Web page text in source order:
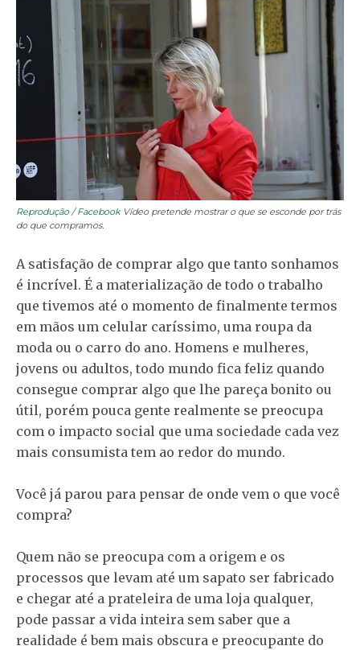
Reprodução / FacebookVídeo pretende mostrar o que se esconde por trás
do que compramos.
A satisfação de comprar algo que tanto sonhamos
é incrível. É a materialização de todo o trabalho
que tivemos até o momento de finalmente termos
em mãos um celular caríssimo, uma roupa da
moda ou o carro do ano. Homens e mulheres,
jovens ou adultos, todo mundo fica feliz quando
consegue comprar algo que lhe pareça bonito ou
útil, porém pouca gente realmente se preocupa
com o impacto social que uma sociedade cada vez
mais consumista tem ao redor do mundo.
Você já parou para pensar de onde vem o que você
compra?
Quem não se preocupa com a origem e os
processos que levam até um sapato ser fabricado
e chegar até a prateleira de uma loja qualquer,
pode passar a vida inteira sem saber que a
realidade é bem mais obscura e preocupante do